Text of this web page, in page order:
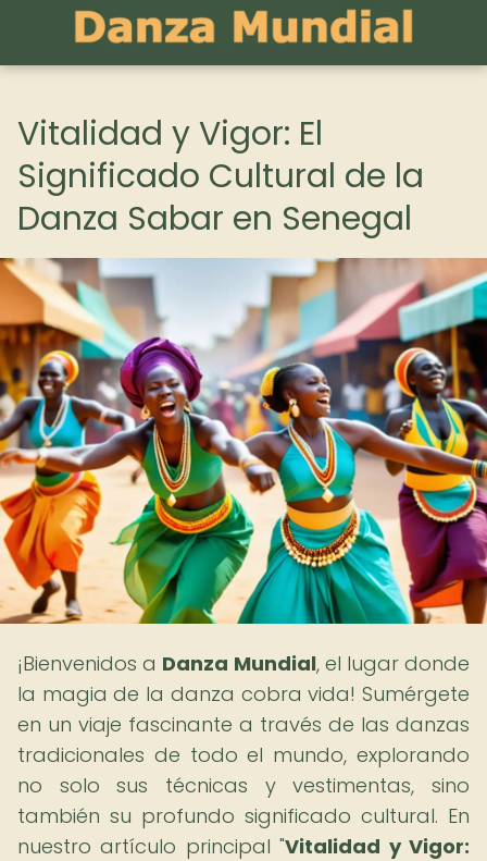
Vitalidad y Vigor: El
Significado Cultural de la
Danza Sabar en Senegal
¡Bienvenidos a Danza Mundial, el lugar donde
la magia de la danza cobra vida! Sumérgete
en un viaje fascinante a través de las danzas
tradicionales de todo el mundo, explorando
no solo sus técnicas y vestimentas, sino
también su profundo significado cultural. En
nuestro artículo principal "Vitalidad y Vigor: